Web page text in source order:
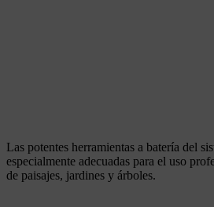
Las potentes herramientas a batería del
especialmente adecuadas para el uso
de paisajes, jardines y árboles.